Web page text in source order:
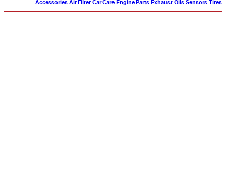
AccessoriesAir FilterCar CareEngine PartsExhaustOilsSensorsTires